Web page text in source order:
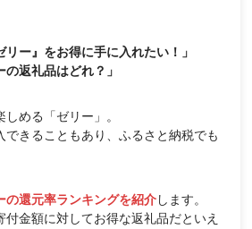
リー』をお得に手に入れたい！」
の返礼品はどれ？」
める「ゼリー」。
できることもあり、ふるさと納税でも
の還元率ランキングを紹介します。
付金額に対してお得な返礼品だといえ